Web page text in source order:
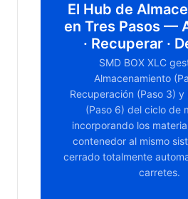
El Hub de
en Tres Pasos —
· Recuperar ·
SMD BOX XLC
Almacenamiento
Recuperación (Paso 3) y
(Paso 6) del ciclo de
incorporando los
contenedor al mismo
cerrado totalmente
carretes.